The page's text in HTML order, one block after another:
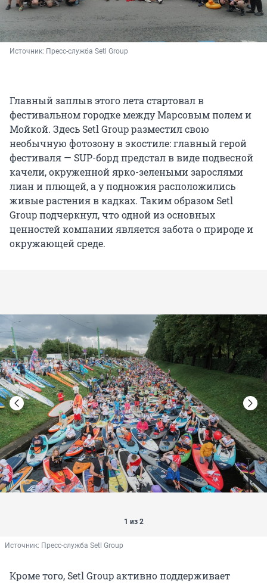
Источник: Пресс-служба Setl Group
Главный заплыв этого лета стартовал в
фестивальном городке между Марсовым полем и
Мойкой. Здесь Setl Group разместил свою
необычную фотозону в экостиле: главный герой
фестиваля — SUP-борд предстал в виде подвесной
качели, окруженной ярко-зелеными зарослями
лиан и плющей, а у подножия расположились
живые растения в кадках. Таким образом Setl
Group подчеркнул, что одной из основных
ценностей компании является забота о природе и
окружающей среде.
1 из 2
Источник: Пресс-служба Setl Group
Кроме того, Setl Group активно поддерживает